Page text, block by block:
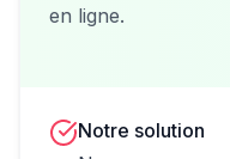
en ligne.
Notre solution